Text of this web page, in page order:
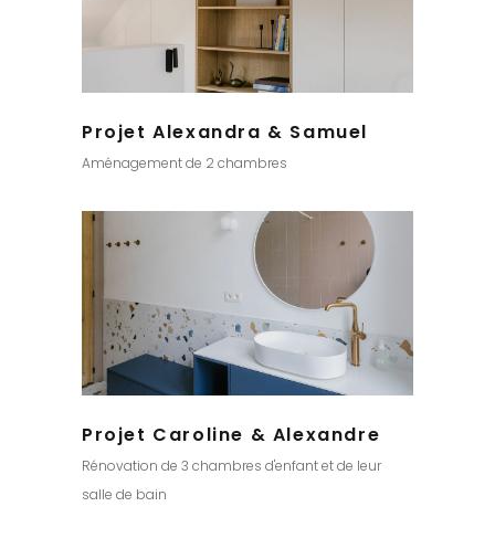
Projet Alexandra & Samuel
Aménagement de 2 chambres
Projet Caroline & Alexandre
Rénovation de 3 chambres d'enfant et de leur
salle de bain